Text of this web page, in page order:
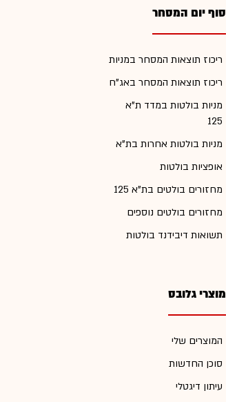
סוף יום המסחר
ריכוז תוצאות המסחר במניות
ריכוז תוצאות המסחר באג"ח
מניות בולטות במדד ת"א
125
מניות בולטות אחרות בת"א
אופציות בולטות
מחזורים בולטים בת"א 125
מחזורים בולטים נוספים
תשואות דיבידנד בולטות
מוצרי גלובס
המוצרים שלי
סוכן החדשות
עיתון דיגטלי